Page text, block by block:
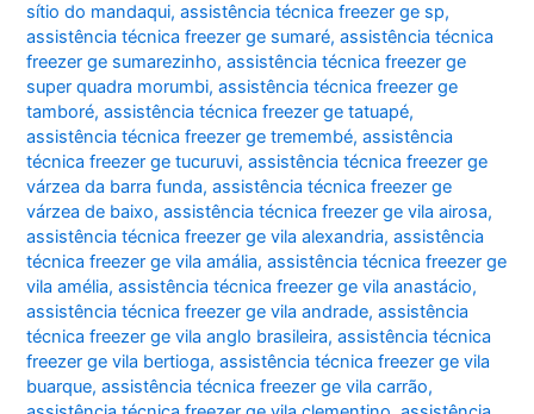
sítio do mandaqui,assistência técnica freezer ge sp,
assistência técnica freezer ge sumaré,assistência técnica
freezer ge sumarezinho,assistência técnica freezer ge
super quadra morumbi,assistência técnica freezer ge
tamboré,assistência técnica freezer ge tatuapé,
assistência técnica freezer ge tremembé,assistência
técnica freezer ge tucuruvi,assistência técnica freezer ge
várzea da barra funda,assistência técnica freezer ge
várzea de baixo,assistência técnica freezer ge vila airosa,
assistência técnica freezer ge vila alexandria,assistência
técnica freezer ge vila amália,assistência técnica freezer ge
vila amélia,assistência técnica freezer ge vila anastácio,
assistência técnica freezer ge vila andrade,assistência
técnica freezer ge vila anglo brasileira,assistência técnica
freezer ge vila bertioga,assistência técnica freezer ge vila
buarque,assistência técnica freezer ge vila carrão,